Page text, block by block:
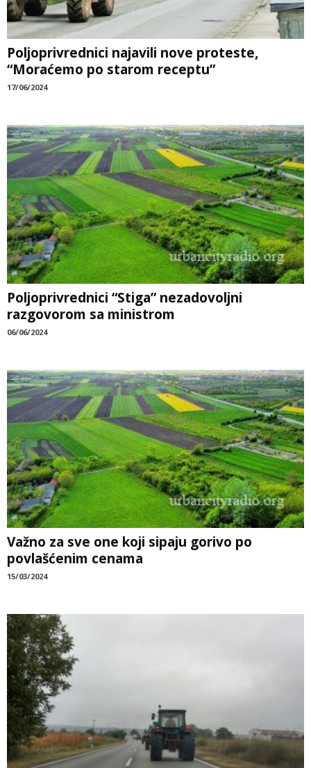
Poljoprivrednici najavili nove proteste,
“Moraćemo po starom receptu”
17/06/2024
Poljoprivrednici “Stiga” nezadovoljni
razgovorom sa ministrom
06/06/2024
Važno za sve one koji sipaju gorivo po
povlašćenim cenama
15/03/2024